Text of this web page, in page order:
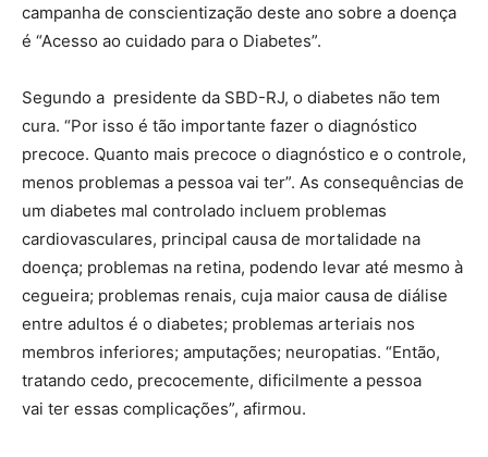
campanha de conscientização deste ano sobre a doença
é “Acesso ao cuidado para o Diabetes”.
Segundo a presidente da SBD-RJ, o diabetes não tem
cura. “Por isso é tão importante fazer o diagnóstico
precoce. Quanto mais precoce o diagnóstico e o controle,
menos problemas a pessoa vai ter”. As consequências de
um diabetes mal controlado incluem problemas
cardiovasculares, principal causa de mortalidade na
doença; problemas na retina, podendo levar até mesmo à
cegueira; problemas renais, cuja maior causa de diálise
entre adultos é o diabetes; problemas arteriais nos
membros inferiores; amputações; neuropatias. “Então,
tratando cedo, precocemente, dificilmente a pessoa
vai ter essas complicações”, afirmou.